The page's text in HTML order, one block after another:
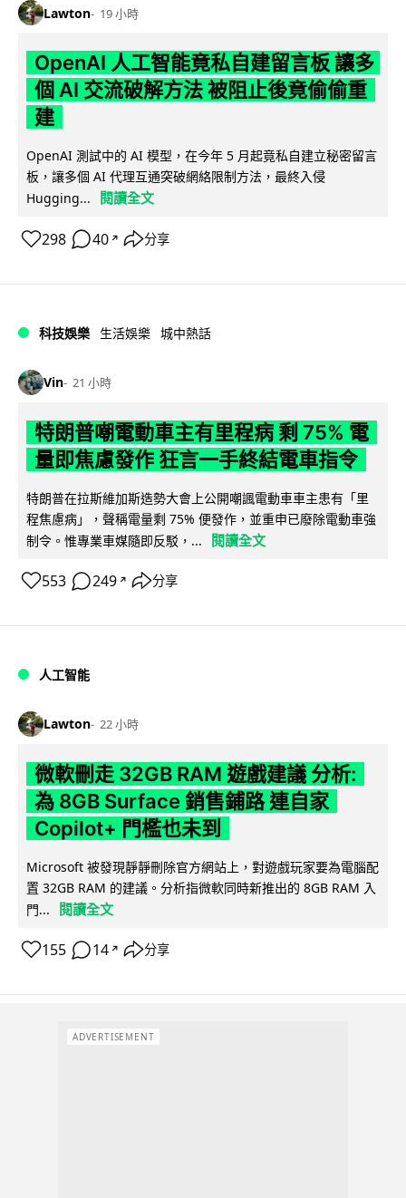
Lawton 19 小時
OpenAI 人工智能竟私自建留言板 讓多
個 AI 交流破解方法 被阻止後竟偷偷重
建
OpenAI 測試中的 AI 模型，在今年 5 月起竟私自建立秘密留言
板，讓多個 AI 代理互通突破網絡限制方法，最終入侵
Hugging...
閱讀全文
298 40 ↗ 分享
科技娛樂 生活娛樂 城中熱話
Vin 21 小時
特朗普嘲電動車主有里程病 剩 75% 電
量即焦慮發作 狂言一手終結電車指令
特朗普在拉斯維加斯造勢大會上公開嘲諷電動車車主患有「里
程焦慮病」，聲稱電量剩 75% 便發作，並重申已廢除電動車強
制令。惟專業車媒隨即反駁，...
閱讀全文
553 249 ↗ 分享
人工智能
Lawton 22 小時
微軟刪走 32GB RAM 遊戲建議 分析:
為 8GB Surface 銷售鋪路 連自家
Copilot+ 門檻也未到
Microsoft 被發現靜靜刪除官方網站上，對遊戲玩家要為電腦配
置 32GB RAM 的建議。分析指微軟同時新推出的 8GB RAM 入
門...
閱讀全文
155 14 ↗ 分享
ADVERTISEMENT